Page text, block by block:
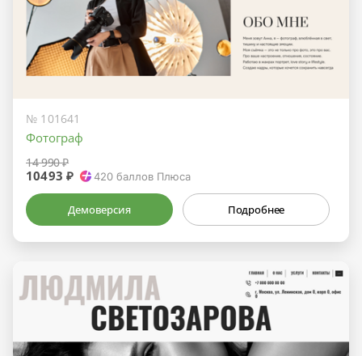
№ 101641
Фотограф
14 990 ₽
10493 ₽ 420 баллов Плюса
Демоверсия Подробнее